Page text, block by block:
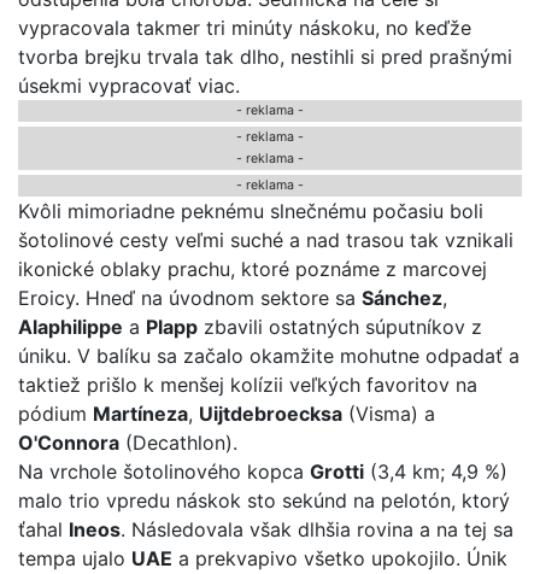
vypracovala takmer tri minúty náskoku, no keďže
tvorba brejku trvala tak dlho, nestihli si pred prašnými
úsekmi vypracovať viac.
- reklama -
- reklama -
- reklama -
- reklama -
Kvôli mimoriadne peknému slnečnému počasiu boli
šotolinové cesty veľmi suché a nad trasou tak vznikali
ikonické oblaky prachu, ktoré poznáme z marcovej
Eroicy. Hneď na úvodnom sektore sa Sánchez,
Alaphilippe a Plapp zbavili ostatných súputníkov z
úniku. V balíku sa začalo okamžite mohutne odpadať a
taktiež prišlo k menšej kolízii veľkých favoritov na
pódium Martíneza, Uijtdebroecksa (Visma) a
O'Connora (Decathlon).
Na vrchole šotolinového kopca Grotti (3,4 km; 4,9 %)
malo trio vpredu náskok sto sekúnd na pelotón, ktorý
ťahal Ineos. Následovala však dlhšia rovina a na tej sa
tempa ujalo UAE a prekvapivo všetko upokojilo. Únik